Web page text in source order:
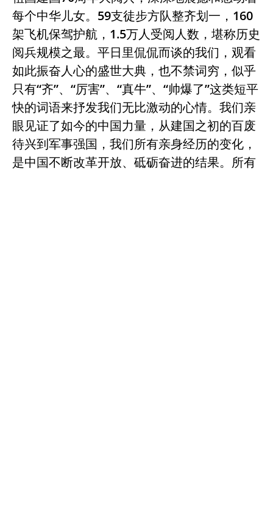
每个中华儿女。59支徒步方队整齐划一，160
架飞机保驾护航，1.5万人受阅人数，堪称历史
阅兵规模之最。平日里侃侃而谈的我们，观看
如此振奋人心的盛世大典，也不禁词穷，似乎
只有“齐”、“厉害”、“真牛”、“帅爆了”这类短平
快的词语来抒发我们无比激动的心情。我们亲
眼见证了如今的中国力量，从建国之初的百废
待兴到军事强国，我们所有亲身经历的变化，
是中国不断改革开放、砥砺奋进的结果。所有